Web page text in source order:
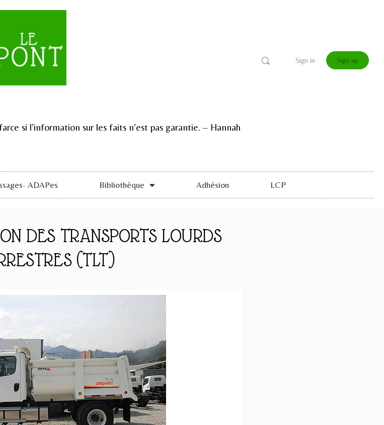
Sign in Sign up
si l’information sur les faits n’est pas garantie. – Hannah
ADAPes Bibliothèque Adhésion LCP
DES TRANSPORTS LOURDS
(TLT)